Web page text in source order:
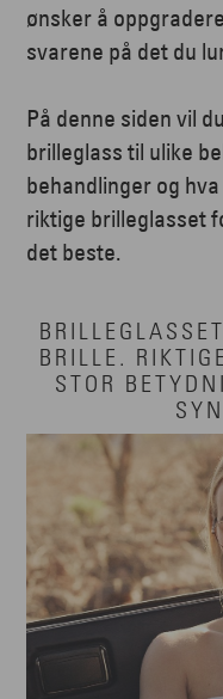
ønsker å
svarene på det du
På denne siden vil
brilleglass til ulike
behandlinger og
riktige brilleglasset
det beste.
BRILLE.
STOR